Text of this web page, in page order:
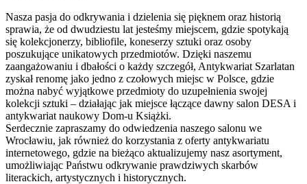
Nasza pasja do odkrywania i dzielenia się pięknem oraz historią
sprawia, że od dwudziestu lat jesteśmy miejscem, gdzie spotykają
się kolekcjonerzy, bibliofile, koneserzy sztuki oraz osoby
poszukujące unikatowych przedmiotów. Dzięki naszemu
zaangażowaniu i dbałości o każdy szczegół, Antykwariat Szarlatan
zyskał renomę jako jedno z czołowych miejsc w Polsce, gdzie
można nabyć wyjątkowe przedmioty do uzupełnienia swojej
kolekcji sztuki – działając jak miejsce łączące dawny salon DESA i
antykwariat naukowy Dom-u Książki.
Serdecznie zapraszamy do odwiedzenia naszego salonu we
Wrocławiu, jak również do korzystania z oferty antykwariatu
internetowego, gdzie na bieżąco aktualizujemy nasz asortyment,
umożliwiając Państwu odkrywanie prawdziwych skarbów
literackich, artystycznych i historycznych.